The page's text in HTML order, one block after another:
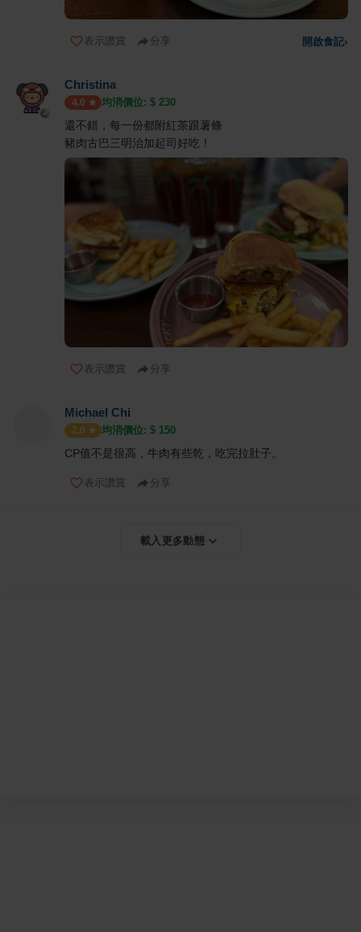
表示讚賞 分享 開啟食記›
Christina
4.0 均消價位: $ 230
還不錯，每一份都附紅茶跟薯條
豬肉古巴三明治加起司好吃！
表示讚賞 分享
Michael Chi
2.0 均消價位: $ 150
CP值不是很高，牛肉有些乾，吃完拉肚子。
表示讚賞 分享
載入更多動態